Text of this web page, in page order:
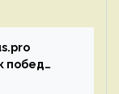
побед